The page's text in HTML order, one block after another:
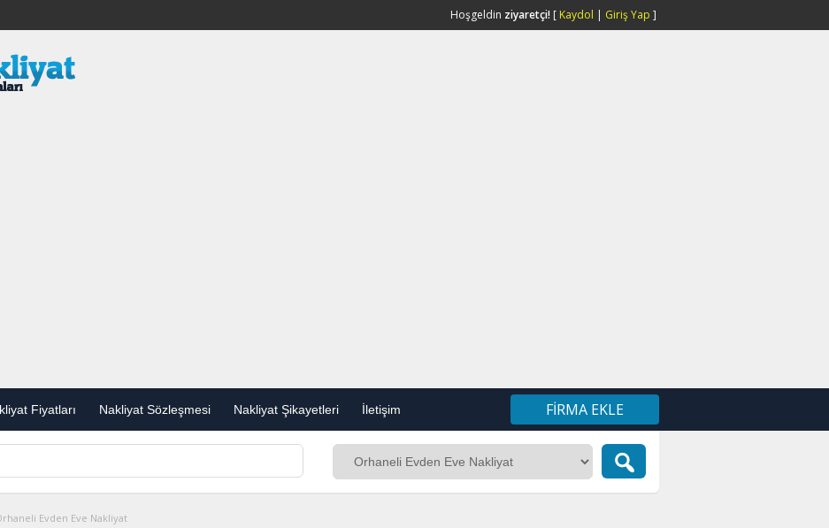
Hoşgeldin ziyaretçi! [ Kaydol | Giriş Yap ]
Fiyatları Nakliyat Sözleşmesi Nakliyat Şikayetleri İletişim FIRMA EKLE
Evden Eve Nakliyat